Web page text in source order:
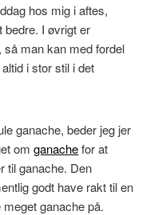
hos mig i aftes,
I øvrigt er
man kan med fordel
i stor stil i det
ganache, beder jeg jer
omganachefor at
til ganache. Den
godt have rakt til en
ganache på.